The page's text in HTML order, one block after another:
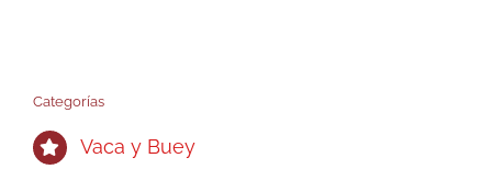
Categorías
Vaca y Buey